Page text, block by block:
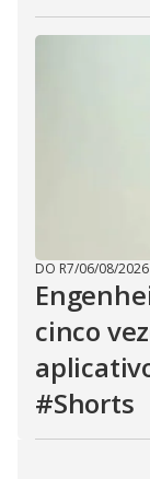
DO R7/06/08/2026
cinco
#Shorts